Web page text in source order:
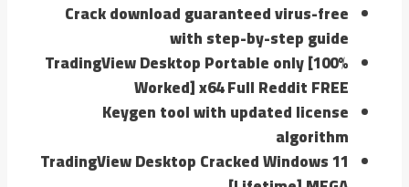
Crack download guaranteed virus-free
with step-by-step guide
TradingView Desktop Portable only [100%
Worked] x64 Full Reddit FREE
Keygen tool with updated license
algorithm
TradingView Desktop Cracked Windows 11